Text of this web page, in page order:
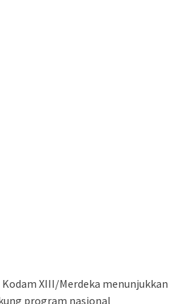
Kodam XIII/Merdeka menunjukkan
program nasional